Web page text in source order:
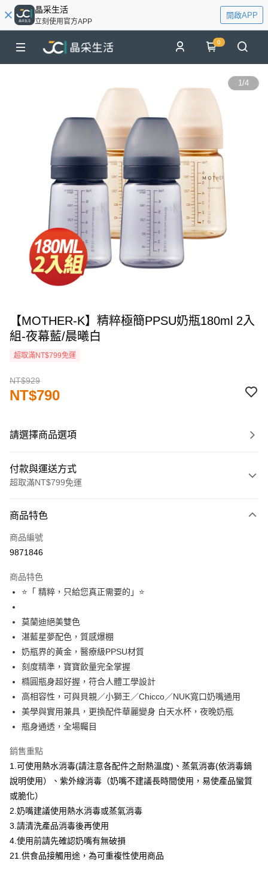
晶采生活
立刻使用官方APP
開啟APP
0
1/4
【MOTHER-K】精粹極簡PPSU奶瓶180ml 2入
組-夜幕藍/晨曦白
超取滿NT$799免運
NT$929
NT$790
請選擇商品選項
付款與運送方式
超取滿NT$799免運
信用卡一次付款
LINE Pay
街口支付
悠遊付
全盈+PAY
AFTEE先享後付
相關說明
【關於「AFTEE先享後付」】
AFTEE先享後付是「在收到商品之後才付款」的支付方式。 讓您購物簡單
１．簡單：不需註冊會員、不需綁卡、不需儲值。
２．便利：只要手機號碼，簡訊認證，即可結帳。
１．於結帳方式選擇「AFTEE先享後付」後，將跳轉至「AFTEE先享後付」
結帳頁面，進行簡訊認證並確認金額後，即可完成結帳。
２．訂單成立數日內，您將收到繳費通知簡訊。
３．收到繳費通知簡訊後14天內，點擊此簡訊中的連結，可透過四大超商／
ATM／網路銀行／等多元方式進行付款，方視為交易完成。
※ 請注意：結帳手續完成當下不需立刻繳費，但若您需要取消訂單，請聯絡
後付繳納相關費用。
※ 交易是否成功請以「AFTEE先享後付 」之結帳頁面顯示為準，若有關於
運送方式
付款後7-11取貨
每筆NT$80，滿NT$999(含以上)免運費
宅配
每筆NT$100，滿NT$999(含以上)免運費
商品特色
商品編號
9871846
商品特色
⭐「 精粹，只給您真正需要的」⭐
莫蘭迪絕美雙色
湛藍星夢配色，質感爆棚
奶瓶界的黃金，醫療級PPSU材質
刻度精準，寶寶飲量完全掌握
橢圓瓶身超好握，符合人體工學設計
高相容性，可與貝親／小獅王／Chicco／NUK寬口奶嘴通用
美學與實用兼具，更換配件華麗變身 白天水杯，夜晚奶瓶
瓶身通透，全場矚目
銷售重點
1.可使用熱水消毒(請注意各配件之耐熱溫度)、蒸氣消毐(依消毒鍋
說明使用）、紫外線消毒（奶嘴不建議長時間使用，易使產品蠻質
或脆化）
2.奶嘴建議使用熱水消毒或蒸氣消毒
3.請清洗產品消毒後再使用
4.使用前請先確認奶嘴有無破損
21.供食品接觸用途，為可重複性使用商品